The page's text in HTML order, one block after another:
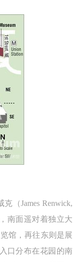
（James Renwick,
南面遥对着独立大
馆，再往东则是展
口分布在花园的南